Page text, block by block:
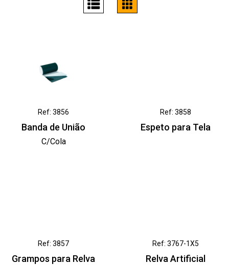
Ref: 3856
Banda de União
C/Cola
Ref: 3858
Espeto para Tela
Ref: 3857
Grampos para Relva
Ref: 3767-1X5
Relva Artificial